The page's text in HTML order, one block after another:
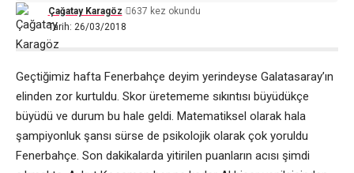
Tarih: 26/03/2018
Çağatay Karagöz 637 kez okundu
Geçtiğimiz hafta Fenerbahçe deyim yerindeyse Galatasaray’ın
elinden zor kurtuldu. Skor üretememe sıkıntısı büyüdükçe
büyüdü ve durum bu hale geldi. Matematiksel olarak hala
şampiyonluk şansı sürse de psikolojik olarak çok yoruldu
Fenerbahçe. Son dakikalarda yitirilen puanların acısı şimdi